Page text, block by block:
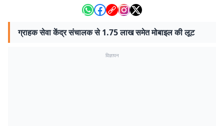
ग्राहक सेवा केंद्र संचालक से 1.75 लाख समेत मोबाइल की लूट
विज्ञापन